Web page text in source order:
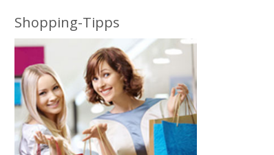
Shopping-Tipps